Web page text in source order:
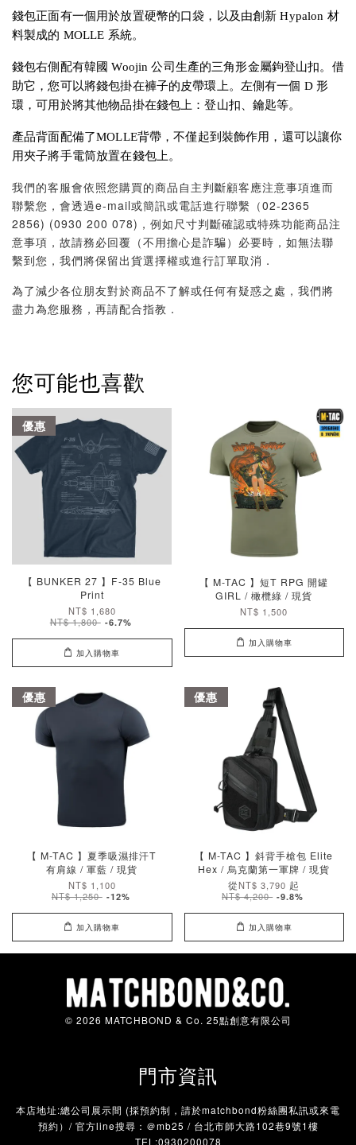
錢包正面有一個用於放置硬幣的口袋，以及由創新 Hypalon 材
料製成的 MOLLE 系統。
錢包右側配有韓國 Woojin 公司生產的三角形金屬鉤登山扣。借
助它，您可以將錢包掛在褲子的皮帶環上。左側有一個 D 形
環，可用於將其他物品掛在錢包上：登山扣、鑰匙等。
產品背面配備了MOLLE背帶，不僅起到裝飾作用，還可以讓你
用夾子將手電筒放置在錢包上。
我們的客服會依照您購買的商品自主判斷顧客應注意事項進而
聯繫您，會透過e-mail或簡訊或電話進行聯繫（02-2365
2856) (0930 200 078)，例如尺寸判斷確認或特殊功能商品注
意事項，故請務必回覆（不用擔心是詐騙）必要時，如無法聯
繫到您，我們將保留出貨選擇權或進行訂單取消．
為了減少各位朋友對於商品不了解或任何有疑惑之處，我們將
盡力為您服務，再請配合指教．
您可能也喜歡
優惠
【 BUNKER 27 】F-35 Blue
Print
NT$ 1,680
NT$ 1,800 -6.7%
加入購物車
【 M-TAC 】短T RPG 開罐
GIRL / 橄欖綠 / 現貨
NT$ 1,500
加入購物車
優惠
【 M-TAC 】夏季吸濕排汗T
有肩線 / 軍藍 / 現貨
NT$ 1,100
NT$ 1,250 -12%
加入購物車
優惠
【 M-TAC 】斜背手槍包 Elite
Hex / 烏克蘭第一軍牌 / 現貨
從NT$ 3,790 起
NT$ 4,200 -9.8%
加入購物車
© 2026 MATCHBOND & Co. 25點創意有限公司
門市資訊
本店地址:總公司展示間 (採預約制，請於matchbond粉絲團私訊或來電
預約）/ 官方line搜尋：＠mb25 / 台北市師大路102巷9號1樓
TEL:0930200078